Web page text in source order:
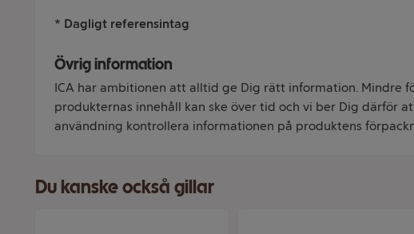
* Dagligt referensintag
Övrig information
ICA har ambitionen att alltid ge Dig rätt information. Mindre
produkternas innehåll kan ske över tid och vi ber Dig därför
användning kontrollera informationen på produktens
Du kanske också gillar